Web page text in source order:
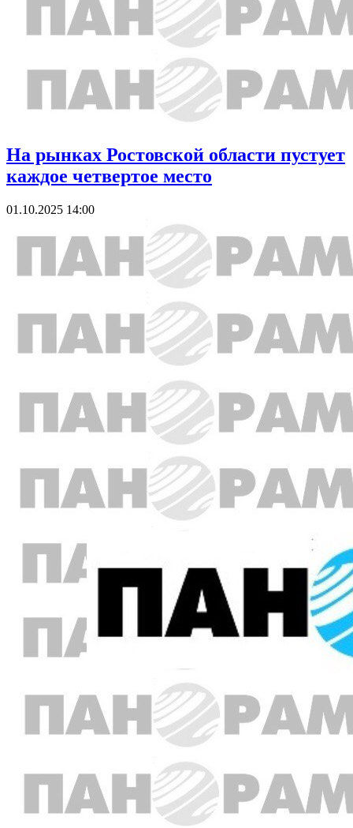
На рынках Ростовской области пустует
каждое четвертое место
01.10.2025 14:00